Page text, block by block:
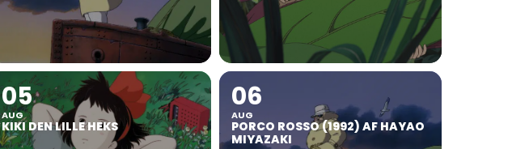
05
AUG
KIKI DEN LILLE HEKS
06
AUG
PORCO ROSSO (1992) AF HAYAO
MIYAZAKI